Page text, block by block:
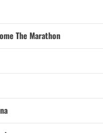
The Marathon